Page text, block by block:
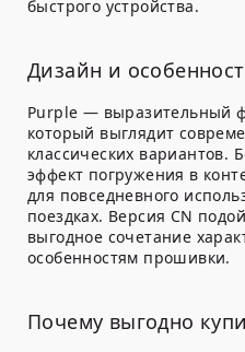
быстрого устройства.
Дизайн и
Purple — выразительный
который выглядит
классических вариантов.
эффект погружения в
для повседневного
поездках. Версия CN
выгодное сочетание
особенностям прошивки.
Почему выгодно